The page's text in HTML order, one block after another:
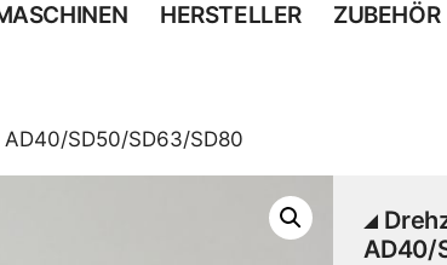
HERSTELLER ZUBEHÖR
SD50/SD63/SD80
AD40/